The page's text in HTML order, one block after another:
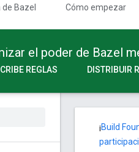
Bazel Cómo empezar
el poder de Bazel
REGLAS DISTRIBUIR
¡Build